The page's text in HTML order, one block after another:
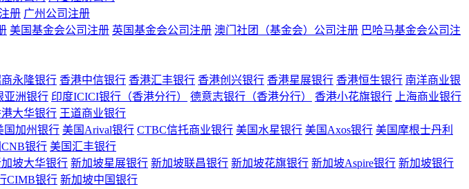
册 广州公司注册
美国基金会公司注册 英国基金会公司注册 澳门社团（基金会）公司注册 巴哈马基金会公司注
永隆银行 香港中信银行 香港汇丰银行 香港创兴银行 香港星展银行 香港恒生银行 南洋商业银
亚洲银行 印度ICICI银行（香港分行） 德意志银行（香港分行） 香港小花旗银行
上海商业银行
港大华银行 王道商业银行
国加州银行 美国Arival银行 CTBC信托商业银行 美国水星银行 美国Axos银行 美国摩根士丹利
银行 美国汇丰银行
坡大华银行 新加坡星展银行 新加坡联昌银行 新加坡花旗银行 新加坡Aspire银行 新加坡银行
CIMB银行 新加坡中国银行